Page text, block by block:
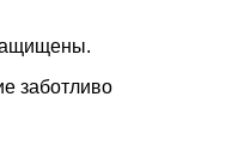
заботливо